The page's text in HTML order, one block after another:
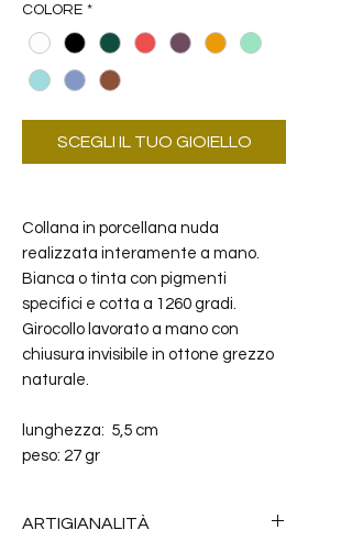
COLORE *
SCEGLI IL TUO GIOIELLO
Collana in porcellana nuda
realizzata interamente a mano.
Bianca o tinta con pigmenti
specifici e cotta a 1260 gradi.
Girocollo lavorato a mano con
chiusura invisibile in ottone grezzo
naturale.
lunghezza: 5,5 cm
peso: 27 gr
ARTIGIANALITÀ